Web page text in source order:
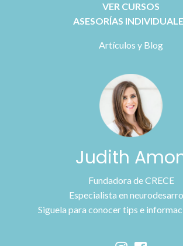
VER CURSOS
ASESORÍAS
Artículos y Blog
Judith
Fundadora de CRECE
Especialista en
Siguela para conocer tips e